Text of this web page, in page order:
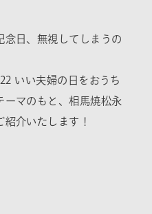
念日、無視してしまうの
いい夫婦の日をおうち
ーマのもと、相馬焼松永
介いたします！